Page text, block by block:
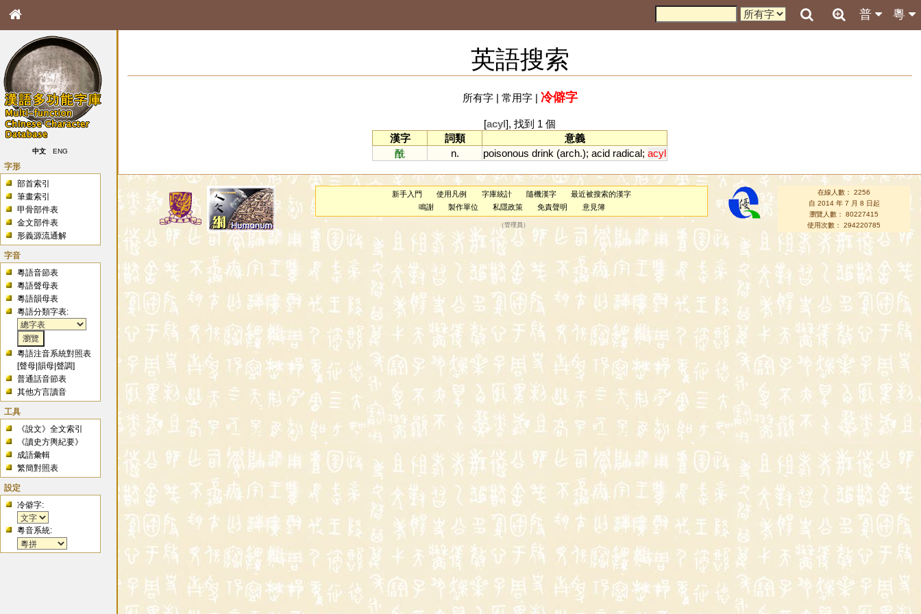
粵
普
中文 ENG
字形
部首索引
筆畫索引
甲骨部件表
金文部件表
形義源流通解
字音
粵語音節表
粵語聲母表
粵語韻母表
粵語分類字表:
粵語注音系統對照表
[聲母 |韻母 |聲調]
普通話音節表
其他方言讀音
工具
《說文》全文索引
《讀史方輿紀要》
成語彙輯
繁簡對照表
設定
冷僻字:
粵音系統:
英語搜索
所有字| 常用字| 冷僻字
[acyl], 找到 1 個
漢字
詞類
意義
酰
n. poisonous drink (arch.); acid radical; acyl
新手入門 使用凡例 字庫統計 隨機漢字
最近被搜索的漢字
鳴謝
製作單位 私隱政策 免責聲明 意見簿
（管理員 ）
在線人數： 2256
自 2014 年 7 月 8 日起
瀏覽人數： 80227415
使用次數： 294220785